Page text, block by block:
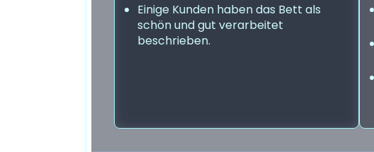
Einige Kunden haben das Bett als
schön und gut verarbeitet
beschrieben.